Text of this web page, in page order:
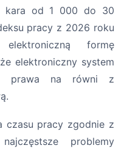
kara od 1 000 do 30
pracy z 2026 roku
formę
elektroniczny system
prawa na równi z
czasu pracy zgodnie z
problemy